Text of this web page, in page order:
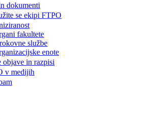
dokumenti
se ekipi FTPO
fakultete
službe
enote
objave in razpisi
v medijih